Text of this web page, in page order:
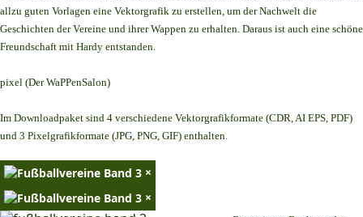
allzu guten Vorlagen eine Vektorgrafik zu erstellen, um der Nachwelt die
Geschichten der Vereine und ihrer Wappen zu erhalten. Daraus ist auch eine schöne
Freundschaft mit Hardy entstanden.
pixel (Der WaPPenSalon)
Im Downloadpaket sind 4 verschiedene Vektorgrafikformate (CDR, AI EPS, PDF)
und 3 Pixelgrafikformate (JPG, PNG, GIF) enthalten.
×
×